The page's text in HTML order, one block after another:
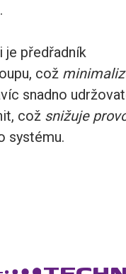
předřadník
což
snadno
což snižuje
systému.